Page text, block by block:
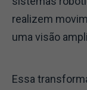
realizem
uma visão
Essa